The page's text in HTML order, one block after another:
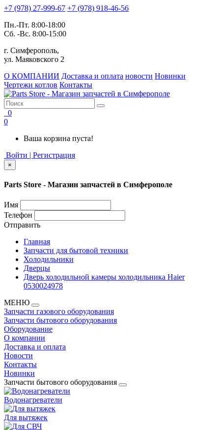
+7 (978) 27-999-67 +7 (978) 918-46-56
Пн.-Пт. 8:00-18:00
Сб. -Вс. 8:00-15:00
г. Симферополь,
ул. Маяковского 2
О КОМПАНИИ Доставка и оплата новости Новинки
Чертежи котлов Контакты
0
0
Ваша корзина пуста!
Войти | Регистрация
×
Parts Store - Магазин запчастей в Симферополе
Имя
Телефон
Отправить
Главная
Запчасти для бытовой техники
Холодильники
Дверцы
Дверь холодильной камеры холодильника Haier
0530024978
МЕНЮ
Запчасти газового оборудования
Запчасти бытового оборудования
Оборудование
О компании
Доставка и оплата
Новости
Контакты
Новинки
Запчасти бытового оборудования
Водонагреватели
Для вытяжек